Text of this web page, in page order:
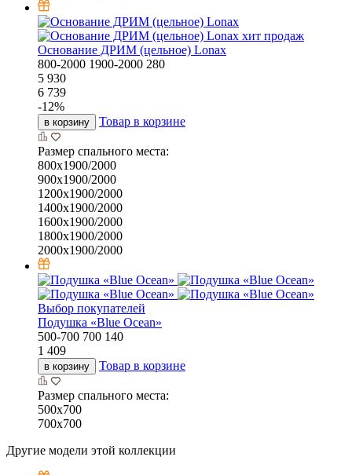
хит продаж
Основание ДРИМ (цельное) Lonax
800-2000 1900-2000 280
5 930
6 739
-12%
в корзину Товар в корзине
Размер спального места:
800х1900/2000
900х1900/2000
1200х1900/2000
1400х1900/2000
1600х1900/2000
1800х1900/2000
2000х1900/2000
Выбор покупателей
Подушка «Bluе Ocean»
500-700 700 140
1 409
в корзину Товар в корзине
Размер спального места:
500х700
700х700
Другие модели этой коллекции